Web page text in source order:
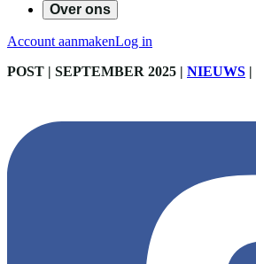
Over ons
Account aanmakenLog in
POST | SEPTEMBER 2025 | NIEUWS |